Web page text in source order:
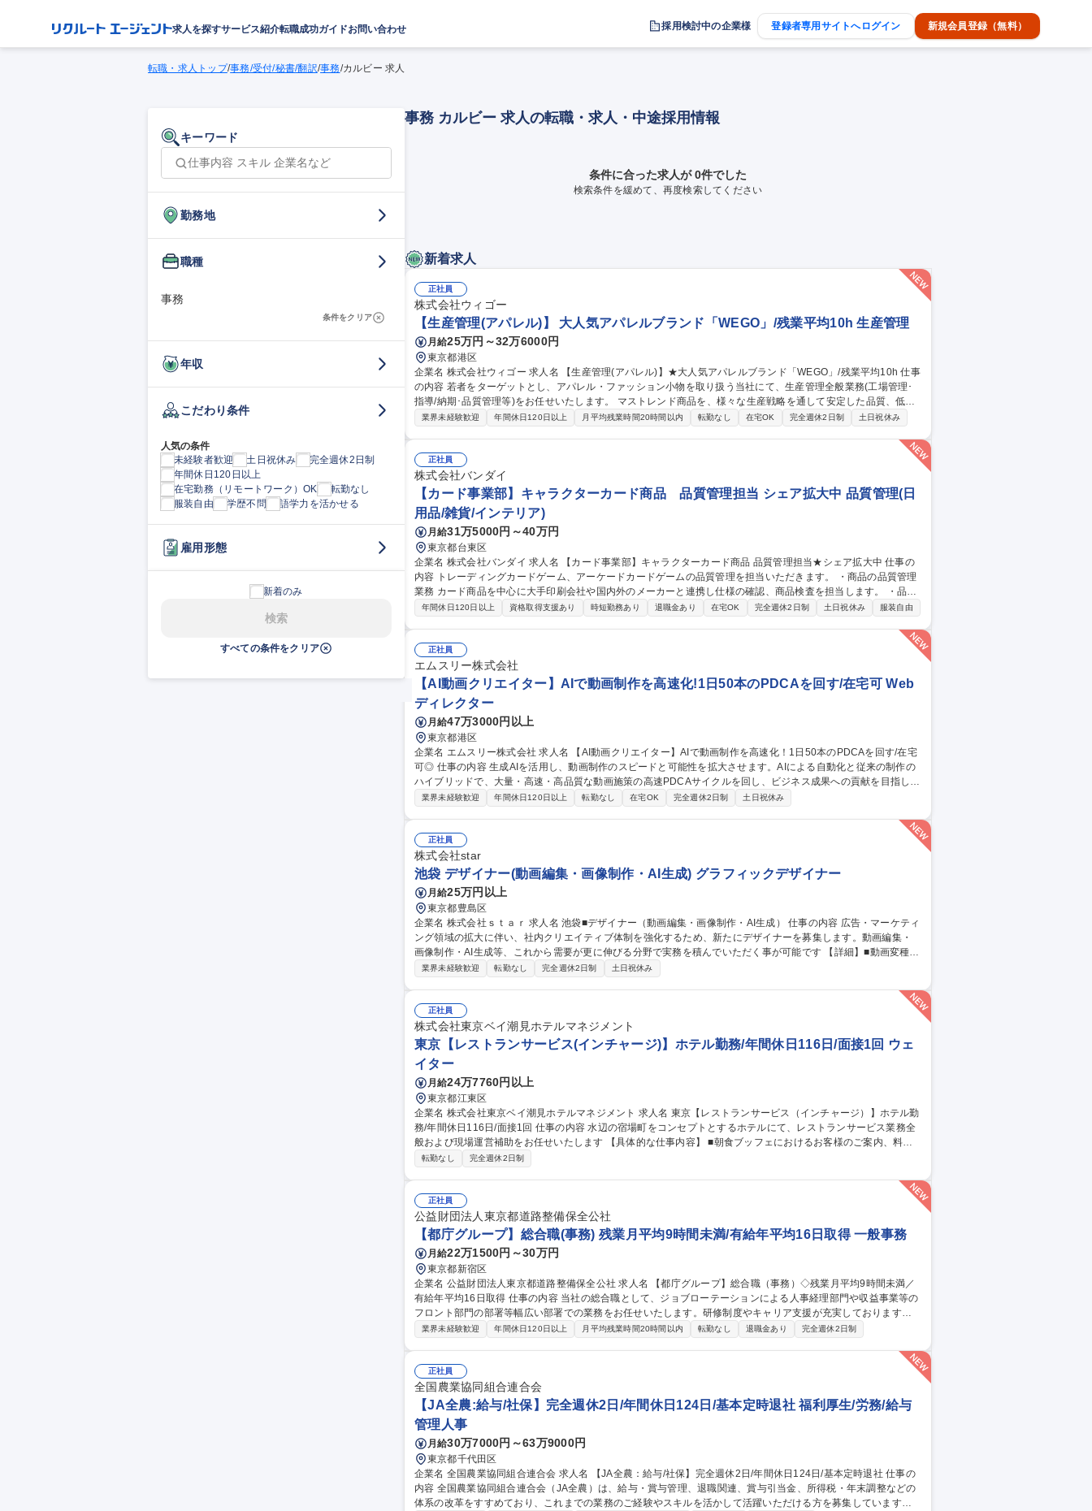
求人を探すサービス紹介転職成功ガイドお問い合わせ 採用検討中の企業様 登録者専用サイトへログイン 新規会員登録（無料）
転職・求人トップ/事務/受付/秘書/翻訳/事務/カルビー 求人
キーワード
勤務地
職種
事務
条件をクリア
年収
こだわり条件
人気の条件
未経験者歓迎
土日祝休み
完全週休2日制
年間休日120日以上
在宅勤務（リモートワーク）OK
転勤なし
服装自由
学歴不問 語学力を活かせる
雇用形態
新着のみ
検索
すべての条件をクリア
事務 カルビー 求人の転職・求人・中途採用情報
条件に合った求人が 0件でした
検索条件を緩めて、再度検索してください
新着求人
正社員
株式会社ウィゴー
【生産管理(アパレル)】 大人気アパレルブランド「WEGO」/残業平均10h 生産管理
月給25万円～32万6000円
東京都港区
企業名 株式会社ウィゴー 求人名 【生産管理(アパレル)】★大人気アパレルブランド「WEGO」/残業平均10h 仕事
の内容 若者をターゲットとし、アパレル・ファッション小物を取り扱う当社にて、生産管理全般業務(工場管理･
指導/納期･品質管理等)をお任せいたします。 マストレンド商品を、様々な生産戦略を通して安定した品質、低コ
ストで供給出来る生産体制を構築する事が当ポジションのミッションとなります。工場管理は本社にて電話やWE
ド「WEGO」/残業平均10h
業界未経験歓迎 年間休日120日以上 月平均残業時間20時間以内 転勤なし 在宅OK 完全週休2日制 土日祝休み
正社員
株式会社バンダイ
【カード事業部】キャラクターカード商品 品質管理担当 シェア拡大中 品質管理(日
用品/雑貨/インテリア)
月給31万5000円～40万円
東京都台東区
企業名 株式会社バンダイ 求人名 【カード事業部】キャラクターカード商品 品質管理担当★シェア拡大中 仕事の
内容 トレーディングカードゲーム、アーケードカードゲームの品質管理を担当いただきます。 ・商品の品質管理
業務 カード商品を中心に大手印刷会社や国内外のメーカーと連携し仕様の確認、商品検査を担当します。 ・品質
向上、持続性向上に向けた各種取組み 募集職種 【カード事業部】キャラクターカード商品 品質管理担当★シェア
年間休日120日以上 資格取得支援あり 時短勤務あり 退職金あり 在宅OK 完全週休2日制 土日祝休み 服装自由
正社員
エムスリー株式会社
【AI動画クリエイター】AIで動画制作を高速化!1日50本のPDCAを回す/在宅可 Web
ディレクター
月給47万3000円以上
東京都港区
企業名 エムスリー株式会社 求人名 【AI動画クリエイター】AIで動画制作を高速化！1日50本のPDCAを回す/在宅
可◎ 仕事の内容 生成AIを活用し、動画制作のスピードと可能性を拡大させます。AIによる自動化と従来の制作の
ハイブリッドで、大量・高速・高品質な動画施策の高速PDCAサイクルを回し、ビジネス成果への貢献を目指しま
す。 AIエージェントに定型作業を任せ、「何を・なぜ作るか」の判断と企画に集中する新しい制作スタイルを担
た動画コンテンツ企画・制作・効果検証 ■AIによるシナリオ・クリップ・音声・字幕の生成や制作管理 ※1日50本
規模の体制を構築し、仮説検証と改善を行います。 募集職種 【AI動画クリエイター】AIで動画制作を高速化！1
日50本のPDCAを回す/在宅可◎
業界未経験歓迎 年間休日120日以上 転勤なし 在宅OK 完全週休2日制 土日祝休み
正社員
株式会社star
池袋 デザイナー(動画編集・画像制作・AI生成) グラフィックデザイナー
月給25万円以上
東京都豊島区
企業名 株式会社ｓｔａｒ 求人名 池袋■デザイナー（動画編集・画像制作・AI生成） 仕事の内容 広告・マーケティ
ング領域の拡大に伴い、社内クリエイティブ体制を強化するため、新たにデザイナーを募集します。動画編集・
画像制作・AI生成等、これから需要が更に伸びる分野で実務を積んでいただく事が可能です 【詳細】■動画変種：
広告動画の編集（SNS・Web広告向け）、カット編集・テロップ挿入・構成調整、納品フォーマットへの書き出
ビジュアル制作、プロンプト設計、生成素材の調整・ブラッシュアップ [業務内容の変更の範囲：当社業務全般]
募集職種 池袋■デザイナー（動画編集・画像制作・AI生成）
業界未経験歓迎 転勤なし 完全週休2日制 土日祝休み
正社員
株式会社東京ベイ潮見ホテルマネジメント
東京【レストランサービス(インチャージ)】ホテル勤務/年間休日116日/面接1回 ウェ
イター
月給24万7760円以上
東京都江東区
企業名 株式会社東京ベイ潮見ホテルマネジメント 求人名 東京【レストランサービス（インチャージ）】ホテル勤
務/年間休日116日/面接1回 仕事の内容 水辺の宿場町をコンセプトとするホテルにて、レストランサービス業務全
般および現場運営補助をお任せいたします 【具体的な仕事内容】 ■朝食ブッフェにおけるお客様のご案内、料理
補充、テーブルリセット ■アフタヌーンティー、ディナー（アラカルト・コース）の接客対応 ■料理・飲み物の配
（インチャージ）】ホテル勤務/年間休日116日/面接1回
転勤なし 完全週休2日制
正社員
公益財団法人東京都道路整備保全公社
【都庁グループ】総合職(事務) 残業月平均9時間未満/有給年平均16日取得 一般事務
月給22万1500円～30万円
東京都新宿区
企業名 公益財団法人東京都道路整備保全公社 求人名 【都庁グループ】総合職（事務）◇残業月平均9時間未満／
有給年平均16日取得 仕事の内容 当社の総合職として、ジョブローテーションによる人事経理部門や収益事業等の
フロント部門の部署等幅広い部署での業務をお任せいたします。研修制度やキャリア支援が充実しております！
※下記業務詳細 【業務詳細】■管理部門：広報、人事、経理など当公社の運営に係る管理業務 ■収益部門：駐車場
幹線道路や木造住宅密集地域の特定整備路線の用地取得、道路に関する普及啓発事業、都内の道路施設や道路工
事現場の見学ツアー事業 ※入社後は上記いずれかの部門へ配属。※業務内容変更の範囲：会社の定める業務 募集
職種 【都庁グループ】総合職（事務）◇残業月平均9時間未満／有給年平均16日取得
業界未経験歓迎 年間休日120日以上 月平均残業時間20時間以内 転勤なし 退職金あり 完全週休2日制
正社員
全国農業協同組合連合会
【JA全農:給与/社保】完全週休2日/年間休日124日/基本定時退社 福利厚生/労務/給与
管理人事
月給30万7000円～63万9000円
東京都千代田区
企業名 全国農業協同組合連合会 求人名 【JA全農：給与/社保】完全週休2日/年間休日124日/基本定時退社 仕事の
内容 全国農業協同組合連合会（JA全農）は、給与・賞与管理、退職関連、賞与引当金、所得税・年末調整などの
体系の改革をすすめており、これまでの業務のご経験やスキルを活かして活躍いただける方を募集しています。